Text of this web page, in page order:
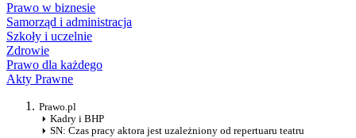
Prawo w biznesie
Samorząd i administracja
Szkoły i uczelnie
Zdrowie
Prawo dla każdego
Akty Prawne
Prawo.pl
Kadry i BHP
SN: Czas pracy aktora jest uzależniony od repertuaru teatru